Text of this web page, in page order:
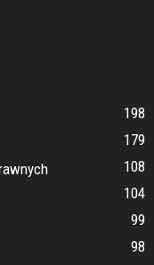
198
179
108
104
99
98